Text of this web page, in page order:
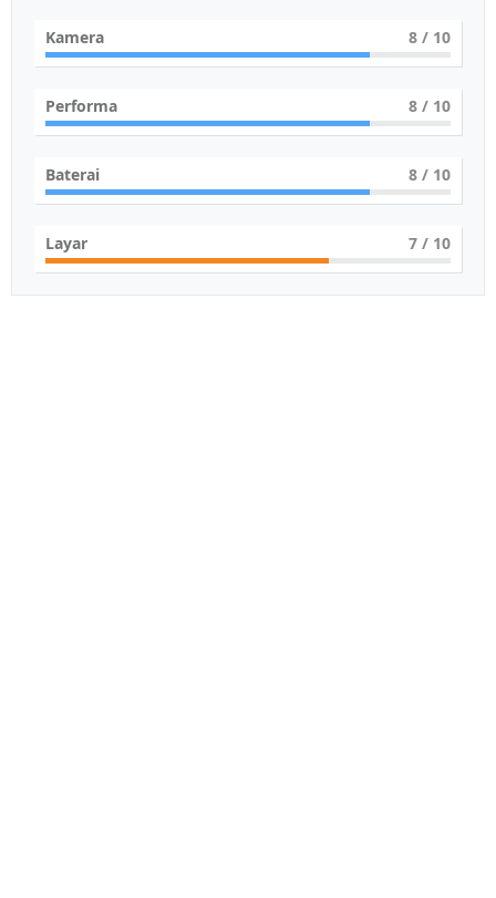
Kamera 8 / 10
Performa 8 / 10
Baterai 8 / 10
Layar 7 / 10